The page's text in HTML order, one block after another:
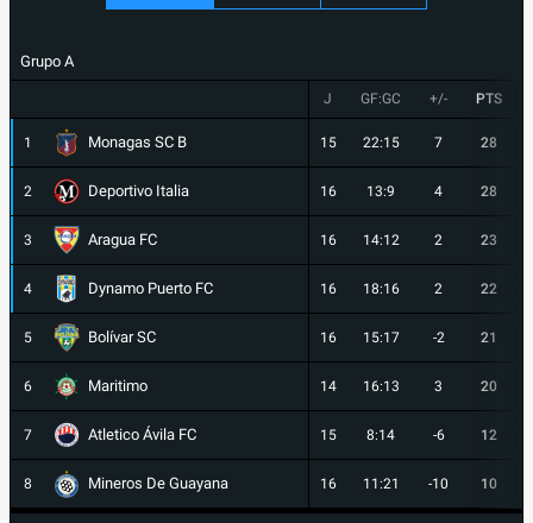
Grupo A
J GF:GC +/- PTS
1 Monagas SC B 15 22:15 7 28
2 Deportivo Italia 16 13:9 4 28
3 Aragua FC 16 14:12 2 23
4 Dynamo Puerto FC 16 18:16 2 22
5 Bolívar SC 16 15:17 -2 21
6 Maritimo 14 16:13 3 20
7 Atletico Ávila FC 15 8:14 -6 12
8 Mineros De Guayana 16 11:21 -10 10